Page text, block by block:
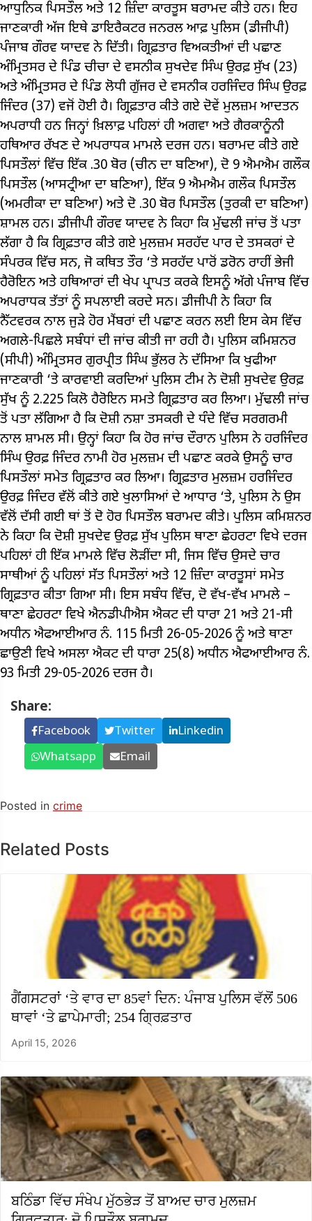
ਆਧੁਨਿਕ ਪਿਸਤੌਲ ਅਤੇ 12 ਜ਼ਿੰਦਾ ਕਾਰਤੂਸ ਬਰਾਮਦ ਕੀਤੇ ਹਨ। ਇਹ
ਜਾਣਕਾਰੀ ਅੱਜ ਇਥੇ ਡਾਇਰੈਕਟਰ ਜਨਰਲ ਆਫ਼ ਪੁਲਿਸ (ਡੀਜੀਪੀ)
ਪੰਜਾਬ ਗੌਰਵ ਯਾਦਵ ਨੇ ਦਿੱਤੀ। ਗ੍ਰਿਫ਼ਤਾਰ ਵਿਅਕਤੀਆਂ ਦੀ ਪਛਾਣ
ਅੰਮ੍ਰਿਤਸਰ ਦੇ ਪਿੰਡ ਚੀਚਾ ਦੇ ਵਸਨੀਕ ਸੁਖਦੇਵ ਸਿੰਘ ਉਰਫ਼ ਸੁੱਖ (23)
ਅਤੇ ਅੰਮ੍ਰਿਤਸਰ ਦੇ ਪਿੰਡ ਲੋਧੀ ਗੁੱਜਰ ਦੇ ਵਸਨੀਕ ਹਰਜਿੰਦਰ ਸਿੰਘ ਉਰਫ਼
ਜਿੰਦਰ (37) ਵਜੋਂ ਹੋਈ ਹੈ। ਗ੍ਰਿਫ਼ਤਾਰ ਕੀਤੇ ਗਏ ਦੋਵੇਂ ਮੁਲਜ਼ਮ ਆਦਤਨ
ਅਪਰਾਧੀ ਹਨ ਜਿਨ੍ਹਾਂ ਖ਼ਿਲਾਫ਼ ਪਹਿਲਾਂ ਹੀ ਅਗਵਾ ਅਤੇ ਗੈਰਕਾਨੂੰਨੀ
ਹਥਿਆਰ ਰੱਖਣ ਦੇ ਅਪਰਾਧਕ ਮਾਮਲੇ ਦਰਜ ਹਨ। ਬਰਾਮਦ ਕੀਤੇ ਗਏ
ਪਿਸਤੌਲਾਂ ਵਿੱਚ ਇੱਕ .30 ਬੋਰ (ਚੀਨ ਦਾ ਬਣਿਆ), ਦੋ 9 ਐਮਐਮ ਗਲੌਕ
ਪਿਸਤੌਲ (ਆਸਟ੍ਰੀਆ ਦਾ ਬਣਿਆ), ਇੱਕ 9 ਐਮਐਮ ਗਲੌਕ ਪਿਸਤੌਲ
(ਅਮਰੀਕਾ ਦਾ ਬਣਿਆ) ਅਤੇ ਦੋ .30 ਬੋਰ ਪਿਸਤੌਲ (ਤੁਰਕੀ ਦਾ ਬਣਿਆ)
ਸ਼ਾਮਲ ਹਨ। ਡੀਜੀਪੀ ਗੌਰਵ ਯਾਦਵ ਨੇ ਕਿਹਾ ਕਿ ਮੁੱਢਲੀ ਜਾਂਚ ਤੋਂ ਪਤਾ
ਲੱਗਾ ਹੈ ਕਿ ਗ੍ਰਿਫ਼ਤਾਰ ਕੀਤੇ ਗਏ ਮੁਲਜ਼ਮ ਸਰਹੱਦ ਪਾਰ ਦੇ ਤਸਕਰਾਂ ਦੇ
ਸੰਪਰਕ ਵਿੱਚ ਸਨ, ਜੋ ਕਥਿਤ ਤੌਰ ‘ਤੇ ਸਰਹੱਦ ਪਾਰੋਂ ਡਰੋਨ ਰਾਹੀਂ ਭੇਜੀ
ਹੈਰੋਇਨ ਅਤੇ ਹਥਿਆਰਾਂ ਦੀ ਖੇਪ ਪ੍ਰਾਪਤ ਕਰਕੇ ਇਸਨੂੰ ਅੱਗੇ ਪੰਜਾਬ ਵਿੱਚ
ਅਪਰਾਧਕ ਤੱਤਾਂ ਨੂੰ ਸਪਲਾਈ ਕਰਦੇ ਸਨ। ਡੀਜੀਪੀ ਨੇ ਕਿਹਾ ਕਿ
ਨੈੱਟਵਰਕ ਨਾਲ ਜੁੜੇ ਹੋਰ ਮੈਂਬਰਾਂ ਦੀ ਪਛਾਣ ਕਰਨ ਲਈ ਇਸ ਕੇਸ ਵਿੱਚ
ਅਗਲੇ-ਪਿਛਲੇ ਸਬੰਧਾਂ ਦੀ ਜਾਂਚ ਕੀਤੀ ਜਾ ਰਹੀ ਹੈ। ਪੁਲਿਸ ਕਮਿਸ਼ਨਰ
(ਸੀਪੀ) ਅੰਮ੍ਰਿਤਸਰ ਗੁਰਪ੍ਰੀਤ ਸਿੰਘ ਭੁੱਲਰ ਨੇ ਦੱਸਿਆ ਕਿ ਖੁਫੀਆ
ਜਾਣਕਾਰੀ ‘ਤੇ ਕਾਰਵਾਈ ਕਰਦਿਆਂ ਪੁਲਿਸ ਟੀਮ ਨੇ ਦੋਸ਼ੀ ਸੁਖਦੇਵ ਉਰਫ਼
ਸੁੱਖ ਨੂੰ 2.225 ਕਿਲੋ ਹੈਰੋਇਨ ਸਮਤੇ ਗ੍ਰਿਫ਼ਤਾਰ ਕਰ ਲਿਆ। ਮੁੱਢਲੀ ਜਾਂਚ
ਤੋਂ ਪਤਾ ਲੱਗਿਆ ਹੈ ਕਿ ਦੋਸ਼ੀ ਨਸ਼ਾ ਤਸਕਰੀ ਦੇ ਧੰਦੇ ਵਿੱਚ ਸਰਗਰਮੀ
ਨਾਲ ਸ਼ਾਮਲ ਸੀ। ਉਨ੍ਹਾਂ ਕਿਹਾ ਕਿ ਹੋਰ ਜਾਂਚ ਦੌਰਾਨ ਪੁਲਿਸ ਨੇ ਹਰਜਿੰਦਰ
ਸਿੰਘ ਉਰਫ਼ ਜਿੰਦਰ ਨਾਮੀ ਹੋਰ ਮੁਲਜ਼ਮ ਦੀ ਪਛਾਣ ਕਰਕੇ ਉਸਨੂੰ ਚਾਰ
ਪਿਸਤੌਲਾਂ ਸਮੇਤ ਗ੍ਰਿਫ਼ਤਾਰ ਕਰ ਲਿਆ। ਗ੍ਰਿਫ਼ਤਾਰ ਮੁਲਜ਼ਮ ਹਰਜਿੰਦਰ
ਉਰਫ਼ ਜਿੰਦਰ ਵੱਲੋਂ ਕੀਤੇ ਗਏ ਖੁਲਾਸਿਆਂ ਦੇ ਆਧਾਰ ‘ਤੇ, ਪੁਲਿਸ ਨੇ ਉਸ
ਵੱਲੋਂ ਦੱਸੀ ਗਈ ਥਾਂ ਤੋਂ ਦੋ ਹੋਰ ਪਿਸਤੌਲ ਬਰਾਮਦ ਕੀਤੇ। ਪੁਲਿਸ ਕਮਿਸ਼ਨਰ
ਨੇ ਕਿਹਾ ਕਿ ਦੋਸ਼ੀ ਸੁਖਦੇਵ ਉਰਫ਼ ਸੁੱਖ ਪੁਲਿਸ ਥਾਣਾ ਛੇਹਰਟਾ ਵਿਖੇ ਦਰਜ
ਪਹਿਲਾਂ ਹੀ ਇੱਕ ਮਾਮਲੇ ਵਿੱਚ ਲੋੜੀਂਦਾ ਸੀ, ਜਿਸ ਵਿੱਚ ਉਸਦੇ ਚਾਰ
ਸਾਥੀਆਂ ਨੂੰ ਪਹਿਲਾਂ ਸੱਤ ਪਿਸਤੌਲਾਂ ਅਤੇ 12 ਜ਼ਿੰਦਾ ਕਾਰਤੂਸਾਂ ਸਮੇਤ
ਗ੍ਰਿਫ਼ਤਾਰ ਕੀਤਾ ਗਿਆ ਸੀ। ਇਸ ਸਬੰਧ ਵਿੱਚ, ਦੋ ਵੱਖ-ਵੱਖ ਮਾਮਲੇ –
ਥਾਣਾ ਛੇਹਰਟਾ ਵਿਖੇ ਐਨਡੀਪੀਐਸ ਐਕਟ ਦੀ ਧਾਰਾ 21 ਅਤੇ 21-ਸੀ
ਅਧੀਨ ਐਫਆਈਆਰ ਨੰ. 115 ਮਿਤੀ 26-05-2026 ਨੂੰ ਅਤੇ ਥਾਣਾ
ਛਾਉਣੀ ਵਿਖੇ ਅਸਲਾ ਐਕਟ ਦੀ ਧਾਰਾ 25(8) ਅਧੀਨ ਐਫਆਈਆਰ ਨੰ.
93 ਮਿਤੀ 29-05-2026 ਦਰਜ ਹੈ।
Share:
Facebook Twitter
Linkedin
Whatsapp
Email
Posted in crime
Related Posts
ਗੈਂਗਸਟਰਾਂ ‘ਤੇ ਵਾਰ ਦਾ 85ਵਾਂ ਦਿਨ: ਪੰਜਾਬ ਪੁਲਿਸ ਵੱਲੋਂ 506
ਥਾਵਾਂ ‘ਤੇ ਛਾਪੇਮਾਰੀ; 254 ਗ੍ਰਿਫ਼ਤਾਰ
April 15, 2026
ਬਠਿੰਡਾ ਵਿੱਚ ਸੰਖੇਪ ਮੁੱਠਭੇੜ ਤੋਂ ਬਾਅਦ ਚਾਰ ਮੁਲਜ਼ਮ